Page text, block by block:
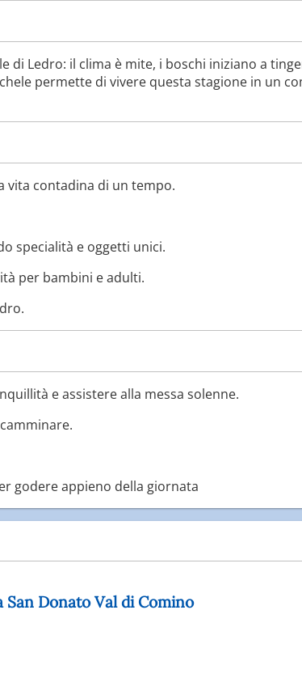
di Ledro: il clima è mite, i boschi iniziano a
permette di vivere questa stagione in un
vita contadina di un tempo.
specialità e oggetti unici.
per bambini e adulti.
e assistere alla messa solenne.
godere appieno della giornata
San Donato Val di Comino